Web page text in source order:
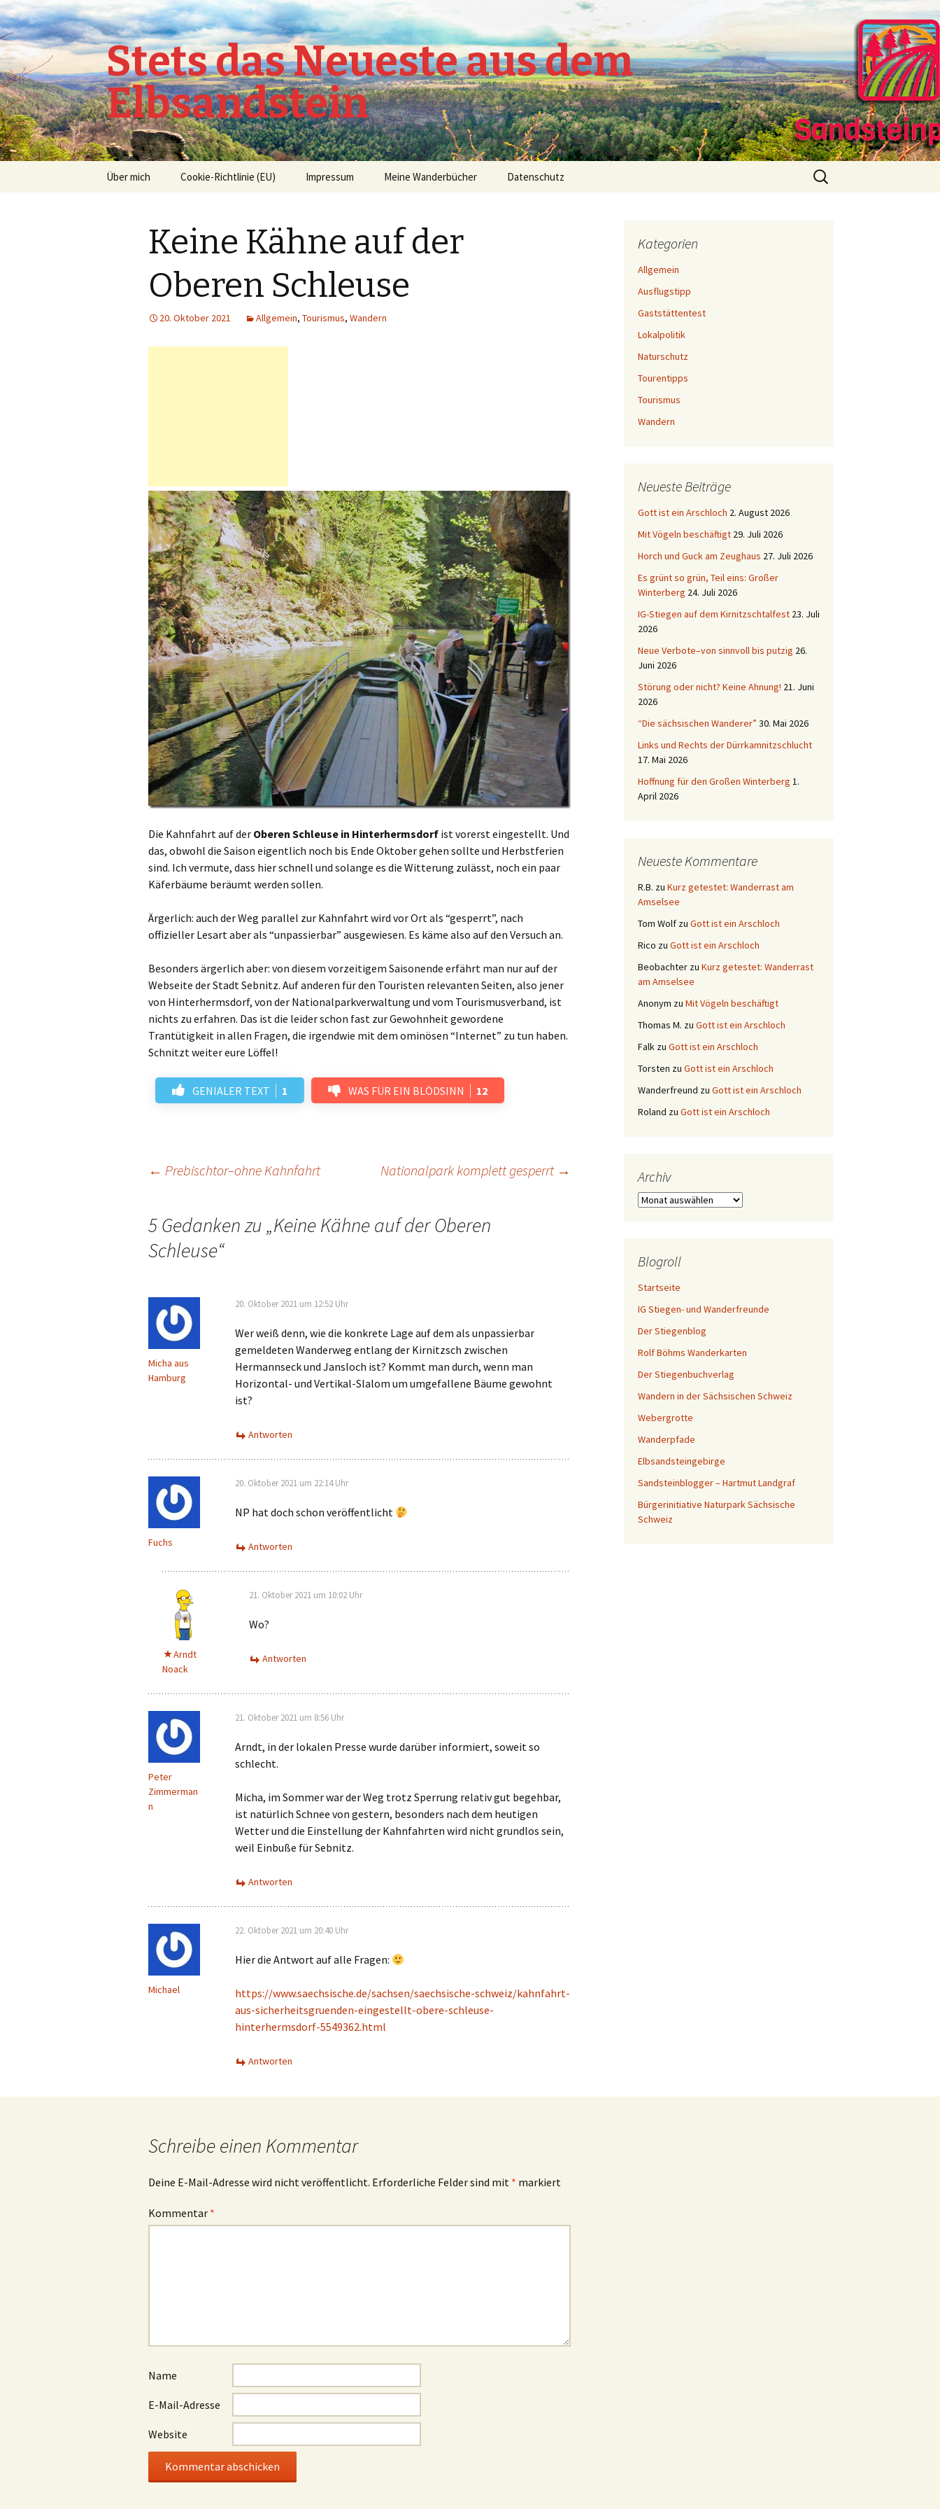
Stets das Neueste aus dem
Elbsandstein
Springe
Über mich Cookie-Richtlinie (EU) Impressum Meine Wanderbücher Datenschutz
Suchen
nach:
Keine Kähne auf der
Oberen Schleuse
20. Oktober 2021 Allgemein, Tourismus, Wandern
Die Kahnfahrt auf der Oberen Schleuse in Hinterhermsdorf ist vorerst eingestellt. Und
das, obwohl die Saison eigentlich noch bis Ende Oktober gehen sollte und Herbstferien
sind. Ich vermute, dass hier schnell und solange es die Witterung zulässt, noch ein paar
Käferbäume beräumt werden sollen.
Ärgerlich: auch der Weg parallel zur Kahnfahrt wird vor Ort als “gesperrt”, nach
offizieller Lesart aber als “unpassierbar” ausgewiesen. Es käme also auf den Versuch an.
Besonders ärgerlich aber: von diesem vorzeitigem Saisonende erfährt man nur auf der
Webseite der Stadt Sebnitz. Auf anderen für den Touristen relevanten Seiten, also jener
von Hinterhermsdorf, von der Nationalparkverwaltung und vom Tourismusverband, ist
nichts zu erfahren. Das ist die leider schon fast zur Gewohnheit gewordene
Trantütigkeit in allen Fragen, die irgendwie mit dem ominösen “Internet” zu tun haben.
Schnitzt weiter eure Löffel!
GENIALER TEXT 1 WAS FÜR EIN BLÖDSINN 12
Navigation
← Prebischtor–ohne Kahnfahrt Nationalpark komplett gesperrt →
5 Gedanken zu „Keine Kähne auf der Oberen
Schleuse“
Micha aus
Hamburg
20. Oktober 2021 um 12:52 Uhr
Wer weiß denn, wie die konkrete Lage auf dem als unpassierbar
gemeldeten Wanderweg entlang der Kirnitzsch zwischen
Hermannseck und Jansloch ist? Kommt man durch, wenn man
Horizontal- und Vertikal-Slalom um umgefallene Bäume gewohnt
ist?
Antworten
Fuchs
20. Oktober 2021 um 22:14 Uhr
NP hat doch schon veröffentlicht
Antworten
Arndt
Noack
21. Oktober 2021 um 10:02 Uhr
Wo?
Antworten
Peter
Zimmerman
n
21. Oktober 2021 um 8:56 Uhr
Arndt, in der lokalen Presse wurde darüber informiert, soweit so
schlecht.
Micha, im Sommer war der Weg trotz Sperrung relativ gut begehbar,
ist natürlich Schnee von gestern, besonders nach dem heutigen
Wetter und die Einstellung der Kahnfahrten wird nicht grundlos sein,
weil Einbuße für Sebnitz.
Antworten
Michael
22. Oktober 2021 um 20:40 Uhr
Hier die Antwort auf alle Fragen:
https://www.saechsische.de/sachsen/saechsische-schweiz/kahnfahrt-
aus-sicherheitsgruenden-eingestellt-obere-schleuse-
hinterhermsdorf-5549362.html
Antworten
Schreibe einen Kommentar
Deine E-Mail-Adresse wird nicht veröffentlicht. Erforderliche Felder sind mit * markiert
Kommentar *
Name
E-Mail-Adresse
Website
Kategorien
Allgemein
Ausflugstipp
Gaststättentest
Lokalpolitik
Naturschutz
Tourentipps
Tourismus
Wandern
Neueste Beiträge
Gott ist ein Arschloch 2. August 2026
Mit Vögeln beschäftigt 29. Juli 2026
Horch und Guck am Zeughaus 27. Juli 2026
Es grünt so grün, Teil eins: Großer
Winterberg 24. Juli 2026
IG-Stiegen auf dem Kirnitzschtalfest 23. Juli
2026
Neue Verbote–von sinnvoll bis putzig 26.
Juni 2026
Störung oder nicht? Keine Ahnung! 21. Juni
2026
“Die sächsischen Wanderer” 30. Mai 2026
Links und Rechts der Dürrkamnitzschlucht
17. Mai 2026
Hoffnung für den Großen Winterberg 1.
April 2026
Neueste Kommentare
R.B. zu Kurz getestet: Wanderrast am
Amselsee
Tom Wolf zu Gott ist ein Arschloch
Rico zu Gott ist ein Arschloch
Beobachter zu Kurz getestet: Wanderrast
am Amselsee
Anonym zu Mit Vögeln beschäftigt
Thomas M. zu Gott ist ein Arschloch
Falk zu Gott ist ein Arschloch
Torsten zu Gott ist ein Arschloch
Wanderfreund zu Gott ist ein Arschloch
Roland zu Gott ist ein Arschloch
Archiv
Archiv
Blogroll
Startseite
IG Stiegen- und Wanderfreunde
Der Stiegenblog
Rolf Böhms Wanderkarten
Der Stiegenbuchverlag
Wandern in der Sächsischen Schweiz
Webergrotte
Wanderpfade
Elbsandsteingebirge
Sandsteinblogger – Hartmut Landgraf
Bürgerinitiative Naturpark Sächsische
Schweiz